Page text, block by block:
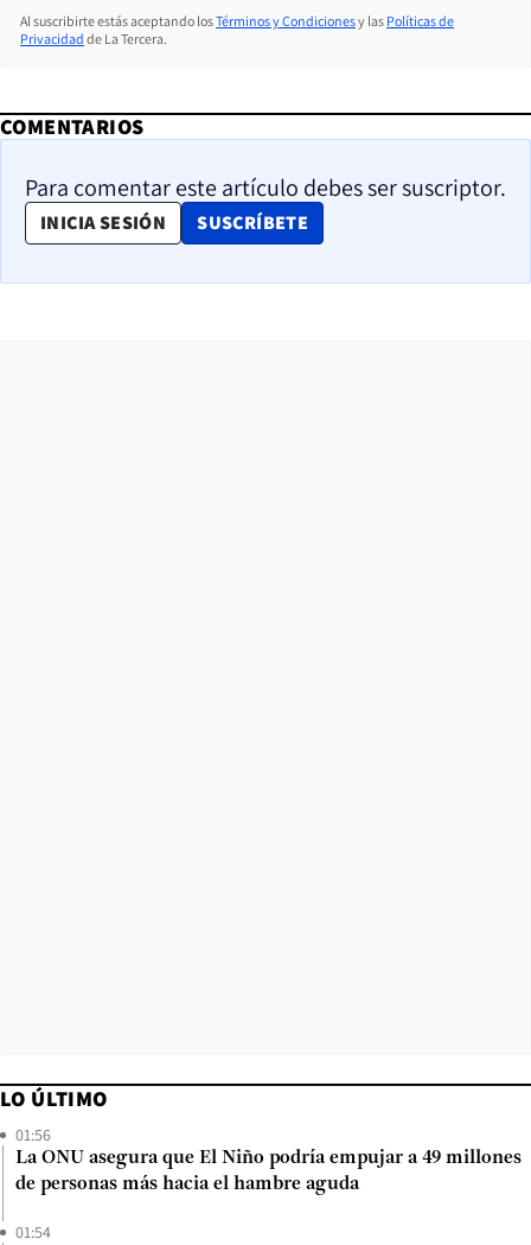
Al suscribirte estás aceptando losTérminos y Condicionesy las Políticas de
Privacidad de La Tercera.
COMENTARIOS
Para comentar este artículo debes ser suscriptor.
INICIA SESIÓN SUSCRÍBETE
OPENS IN NEW WINDOW
LO ÚLTIMO
01:56
La ONU asegura que El Niño podría empujar a 49 millones
de personas más hacia el hambre aguda
01:54